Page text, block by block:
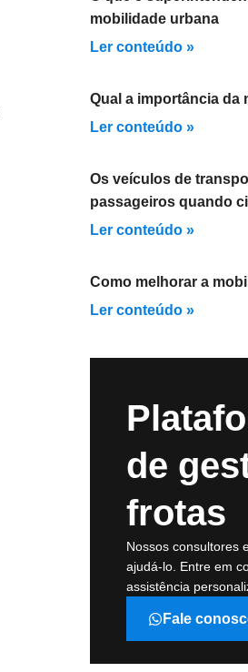
mobilidade urbana
Ler conteúdo »
Qual a importância da
Ler conteúdo »
Os veículos de
passageiros quando
Ler conteúdo »
Como melhorar a
Ler conteúdo »
de
frotas
Nossos consultores
ajudá-lo. Entre em
assistência
Fale